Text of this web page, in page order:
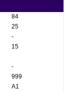
84
25
-
15
-
999
A1